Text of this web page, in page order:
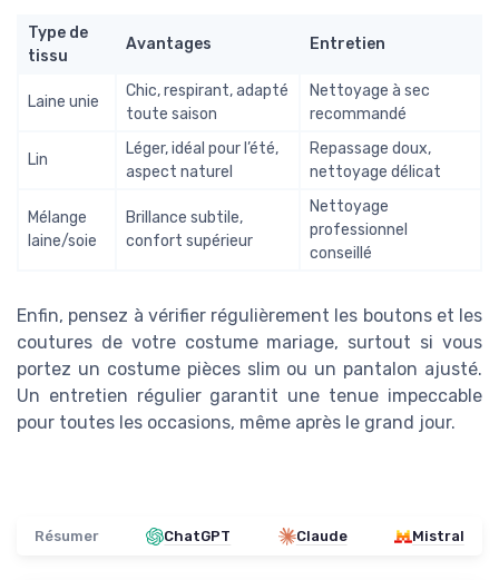
Type de
tissu
Avantages Entretien
Laine unie
Chic, respirant, adapté
toute saison
Nettoyage à sec
recommandé
Lin
Léger, idéal pour l’été,
aspect naturel
Repassage doux,
nettoyage délicat
Mélange
laine/soie
Brillance subtile,
confort supérieur
Nettoyage
professionnel
conseillé
Enfin, pensez à vérifier régulièrement les boutons et les
coutures de votre costume mariage, surtout si vous
portez un costume pièces slim ou un pantalon ajusté.
Un entretien régulier garantit une tenue impeccable
pour toutes les occasions, même après le grand jour.
Résumer ChatGPT Claude Mistral